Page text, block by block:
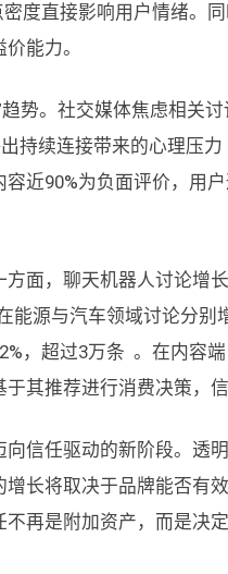
度直接影响用户情绪。
能力。
势。社交媒体焦虑相关
持续连接带来的心理压
近90%为负面评价，用
面，聊天机器人讨论增
源与汽车领域讨论分别
，超过3万条 。在内容
其推荐进行消费决策，
信任驱动的新阶段。透
长将取决于品牌能否有
再是附加资产，而是决